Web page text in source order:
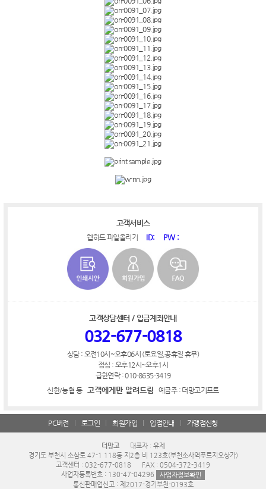
고객서비스
웹하드 파일올리기 ID: PW :
고객상담센터 / 입금계좌안내
032-677-0818
상담 : 오전10시~오후06시 (토요일,공휴일 휴무)
점심 : 오후12시~오후1시
급한연락 : 010-8635-3419
신한/농협 등
고객에게만 알려드림 예금주 : 더망고기프트
PC버전 로그인 회원가입 입점안내 가맹점신청
더망고
대표자 : 유제
경기도 부천시 소삼로 47-1 118동 지2층 비 123호(부천소사역푸르지오상가)
고객센터 : 032-677-0818
FAX : 0504-372-3419
사업자등록번호 : 130-47-04296
사업자정보확인
통신판매업신고 : 제2017-경기부천-0193호